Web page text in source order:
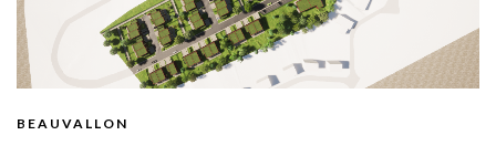
BEAUVALLON